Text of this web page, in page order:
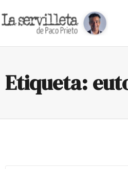
Etiqueta: